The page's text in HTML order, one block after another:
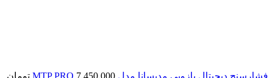
فشارسنج دیجیتال بازویی مدیسانا مدل MTP PRO 7,450,000
تومان